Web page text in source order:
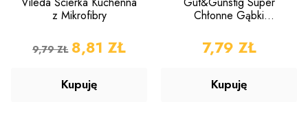
z Mikrofibry
CENA PODSTAWOWA
9,79 ZŁ CENA
8,81 ZŁ
Kupuję
Chłonne Gąbki
CENA
7,79 ZŁ
Kupuję